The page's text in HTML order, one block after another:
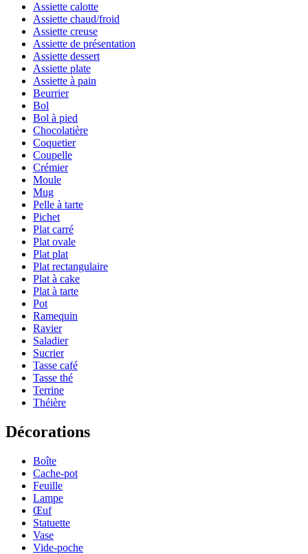
Assiette calotte
Assiette chaud/froid
Assiette creuse
Assiette de présentation
Assiette dessert
Assiette plate
Assiette à pain
Beurrier
Bol
Bol à pied
Chocolatière
Coquetier
Coupelle
Crémier
Moule
Mug
Pelle à tarte
Pichet
Plat carré
Plat ovale
Plat plat
Plat rectangulaire
Plat à cake
Plat à tarte
Pot
Ramequin
Ravier
Saladier
Sucrier
Tasse café
Tasse thé
Terrine
Théière
Décorations
Boîte
Cache-pot
Feuille
Lampe
Œuf
Statuette
Vase
Vide-poche